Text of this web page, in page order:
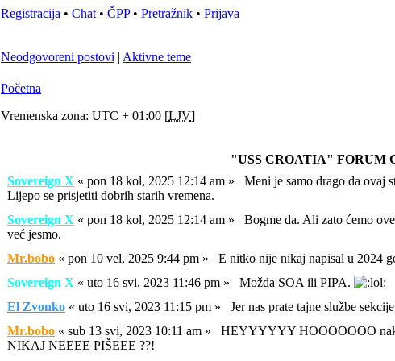
Registracija • Chat • ČPP• Pretražnik • Prijava
Neodgovoreni postovi | Aktivne teme
Početna
Vremenska zona: UTC + 01:00 [LJV]
"USS CROATIA" FORUM
Sovereign X « pon 18 kol, 2025 12:14 am » Meni je samo drago da ovaj
Lijepo se prisjetiti dobrih starih vremena.
Sovereign X « pon 18 kol, 2025 12:14 am » Bogme da. Ali zato ćemo
već jesmo.
Mr.bobo « pon 10 vel, 2025 9:44 pm » E nitko nije nikaj napisal u 2024
Sovereign X « uto 16 svi, 2023 11:46 pm » Možda SOA ili PIPA.
El Zvonko « uto 16 svi, 2023 11:15 pm » Jer nas prate tajne službe
Mr.bobo « sub 13 svi, 2023 10:11 am » HEYYYYYY HOOOOOOO
NIKAJ NEEEE PIŠEEE ??!